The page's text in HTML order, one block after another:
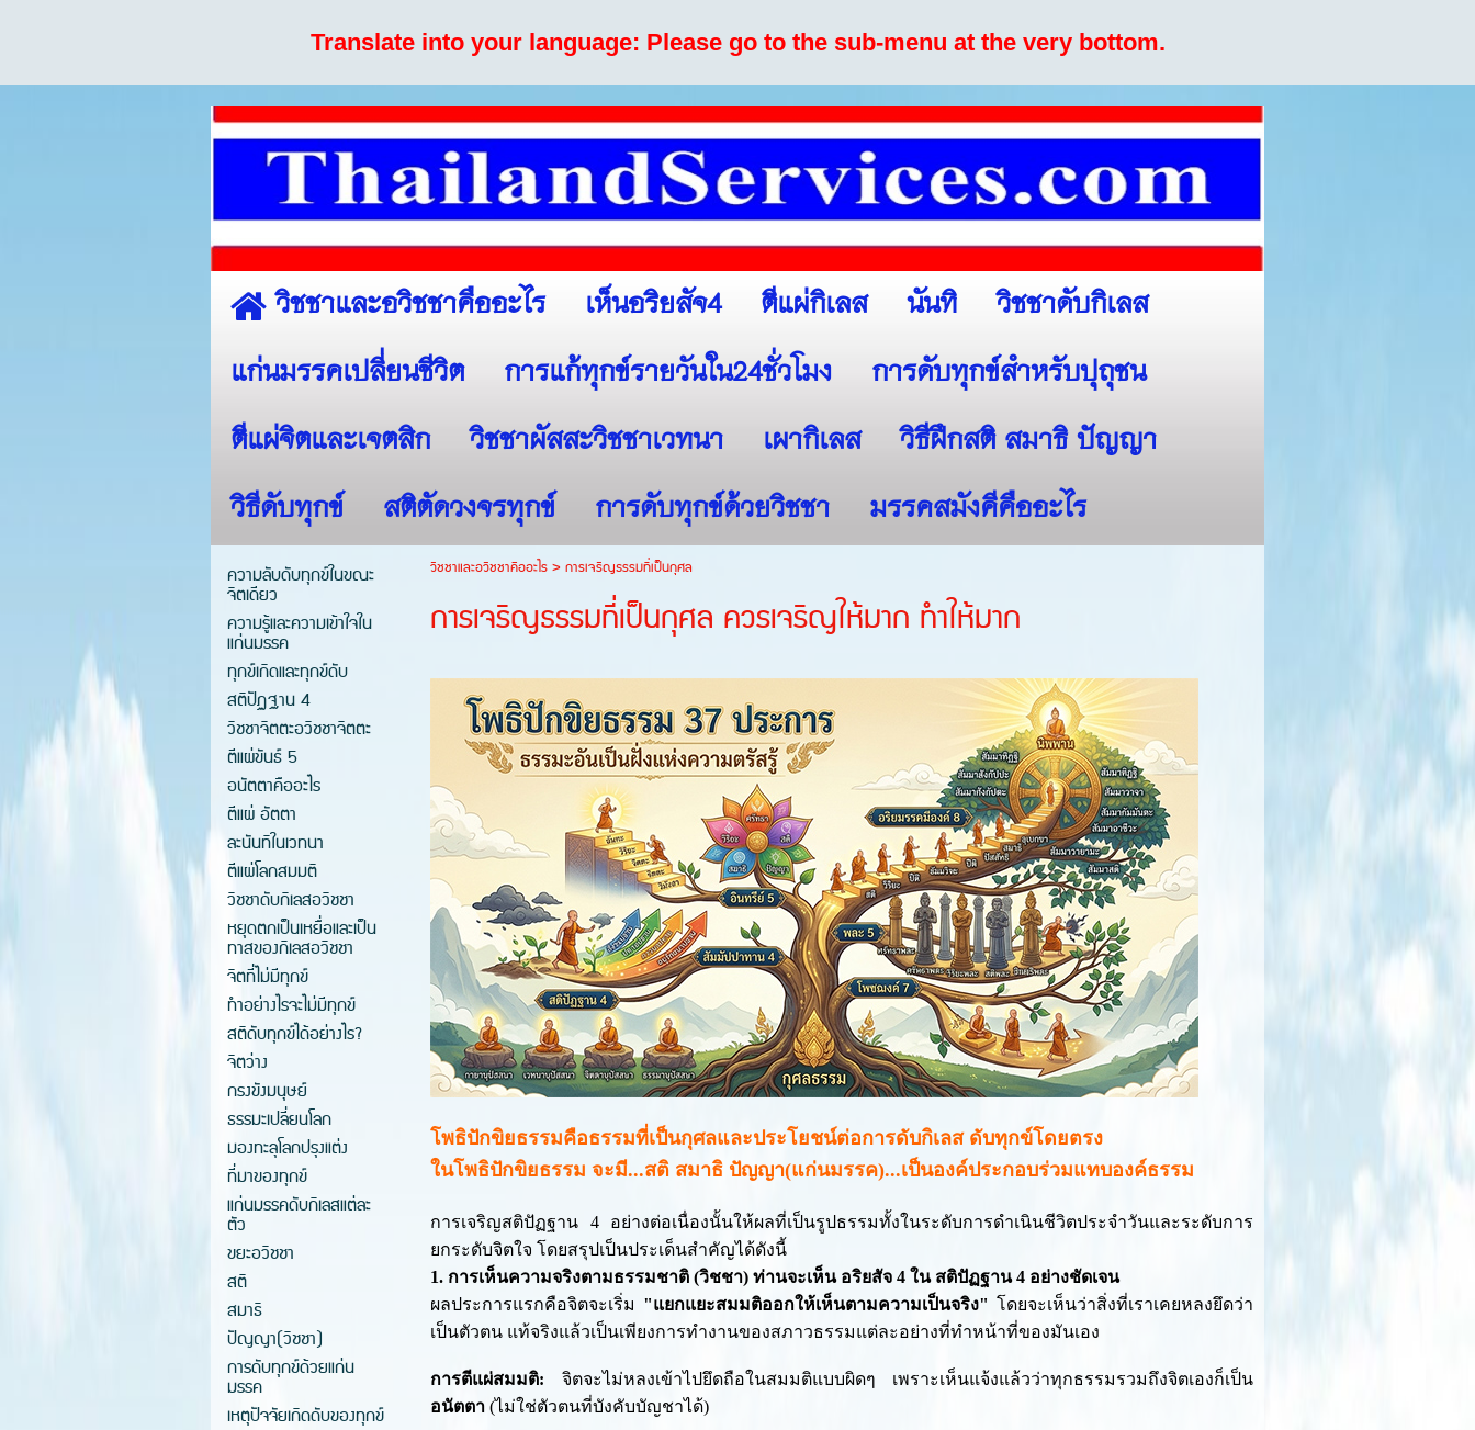
Translate into your language: Please go to the sub-menu at the very bottom.
วิชชาและอวิชชาคืออะไร เห็นอริยสัจ4 ตีแผ่กิเลส นันทิ
วิชชาดับกิเลส
แก่นมรรคเปลี่ยนชีวิต
การแก้ทุกข์รายวันใน24ชั่วโมง
การดับทุกข์สำหรับปุถุชน
ตีแผ่จิตและเจตสิก
วิชชาผัสสะวิชชาเวทนา เผากิเลส
วิธีฝึกสติ สมาธิ ปัญญา
วิธีดับทุกข์
สติตัดวงจรทุกข์ การดับทุกข์ด้วยวิชชา มรรคสมังคีคืออะไร
ความลับดับทุกข์ในขณะ
จิตเดียว
ความรู้และความเข้าใจใน
แก่นมรรค
ทุกข์เกิดและทุกข์ดับ
สติปัฏฐาน 4
วิชชาจิตตะอวิชชาจิตตะ
ตีแผ่ขันธ์ 5
อนัตตาคืออะไร
ตีแผ่ อัตตา
ละนันทิในเวทนา
ตีแผ่โลกสมมติ
วิชชาดับกิเลสอวิชชา
หยุดตกเป็นเหยื่อและเป็น
ทาสของกิเลสอวิชชา
จิตที่ไม่มีทุกข์
ทำอย่างไรจะไม่มีทุกข์
สติดับทุกข์ได้อย่างไร?
จิตว่าง
กรงขังมนุษย์
ธรรมะเปลี่ยนโลก
มองทะลุโลกปรุงแต่ง
ที่มาของทุกข์
แก่นมรรคดับกิเลสแต่ละ
ตัว
ขยะอวิชชา
สติ
สมาธิ
ปัญญา(วิชชา)
การดับทุกข์ด้วยแก่น
มรรค
เหตุปัจจัยเกิดดับของทุกข์
วิชชาและอวิชชาคืออะไร>การเจริญธรรมที่เป็นกุศล
การเจริญธรรมที่เป็นกุศล ควรเจริญให้มาก ทำให้มาก
โพธิปักขิยธรรมคือธรรมที่เป็นกุศลและประโยชน์ต่อการดับกิเลส ดับทุกข์โดยตรง
ในโพธิปักขิยธรรม จะมี...สติ สมาธิ ปัญญา(แก่นมรรค)...เป็นองค์ประกอบร่วมแทบองค์ธรรม
การเจริญสติปัฏฐาน 4 อย่างต่อเนื่องนั้นให้ผลที่เป็นรูปธรรมทั้งในระดับการดำเนินชีวิตประจำวันและระดับการ
ยกระดับจิตใจ โดยสรุปเป็นประเด็นสำคัญได้ดังนี้
1. การเห็นความจริงตามธรรมชาติ (วิชชา) ท่านจะเห็น อริยสัจ 4 ใน สติปัฏฐาน 4 อย่างชัดเจน
ผลประการแรกคือจิตจะเริ่ม "แยกแยะสมมติออกให้เห็นตามความเป็นจริง" โดยจะเห็นว่าสิ่งที่เราเคยหลงยึดว่า
เป็นตัวตน แท้จริงแล้วเป็นเพียงการทำงานของสภาวธรรมแต่ละอย่างที่ทำหน้าที่ของมันเอง
การตีแผ่สมมติ: จิตจะไม่หลงเข้าไปยึดถือในสมมติแบบผิดๆ เพราะเห็นแจ้งแล้วว่าทุกธรรมรวมถึงจิตเองก็เป็น
อนัตตา (ไม่ใช่ตัวตนที่บังคับบัญชาได้)